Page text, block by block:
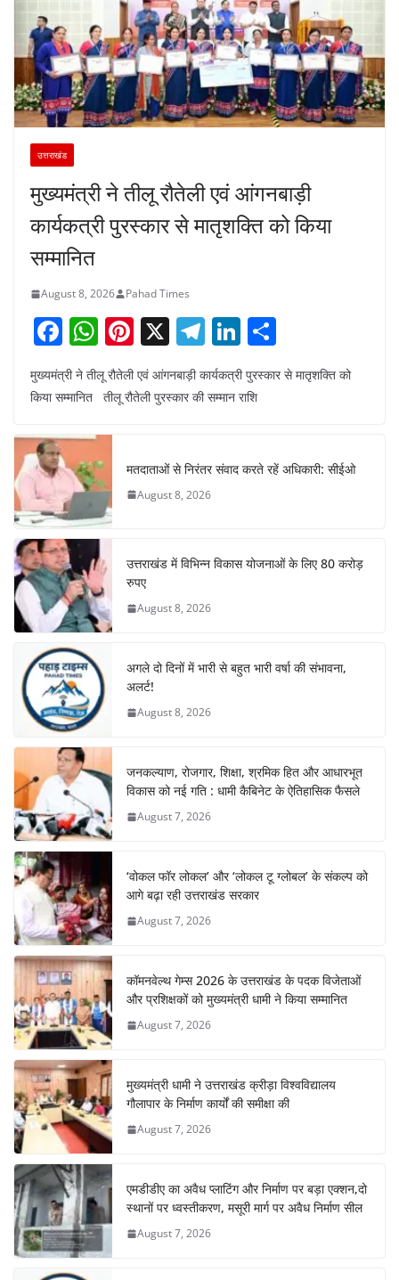
उत्तराखंड
मुख्यमंत्री ने तीलू रौतेली एवं आंगनबाड़ी
कार्यकत्री पुरस्कार से मातृशक्ति को किया
सम्मानित
August 8, 2026 Pahad Times
F
a
c
b
o
o
k
W
h
at
A
p
p
Pi
nt
er
X T
el
e
m
Li
n
k
n
h
ar
मुख्यमंत्री ने तीलू रौतेली एवं आंगनबाड़ी कार्यकत्री पुरस्कार से मातृशक्ति को
किया सम्मानित तीलू रौतेली पुरस्कार की सम्मान राशि
मतदाताओं से निरंतर संवाद करते रहें अधिकारी: सीईओ
August 8, 2026
उत्तराखंड में विभिन्न विकास योजनाओं के लिए 80 करोड़
रुपए
August 8, 2026
अगले दो दिनों में भारी से बहुत भारी वर्षा की संभावना,
अलर्ट!
August 8, 2026
जनकल्याण, रोजगार, शिक्षा, श्रमिक हित और आधारभूत
विकास को नई गति : धामी कैबिनेट के ऐतिहासिक फैसले
August 7, 2026
‘वोकल फॉर लोकल’ और ‘लोकल टू ग्लोबल’ के संकल्प को
आगे बढ़ा रही उत्तराखंड सरकार
August 7, 2026
कॉमनवेल्थ गेम्स 2026 के उत्तराखंड के पदक विजेताओं
और प्रशिक्षकों को मुख्यमंत्री धामी ने किया सम्मानित
August 7, 2026
मुख्यमंत्री धामी ने उत्तराखंड क्रीड़ा विश्वविद्यालय
गौलापार के निर्माण कार्यों की समीक्षा की
August 7, 2026
एमडीडीए का अवैध प्लाटिंग और निर्माण पर बड़ा एक्शन,दो
स्थानों पर ध्वस्तीकरण, मसूरी मार्ग पर अवैध निर्माण सील
August 7, 2026